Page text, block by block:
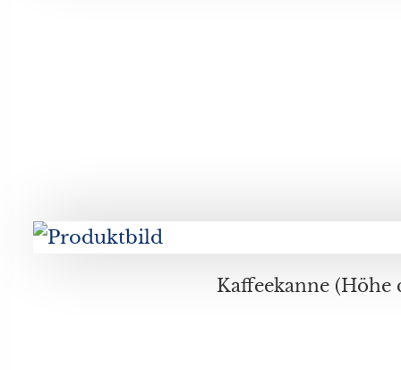
Kaffeekanne